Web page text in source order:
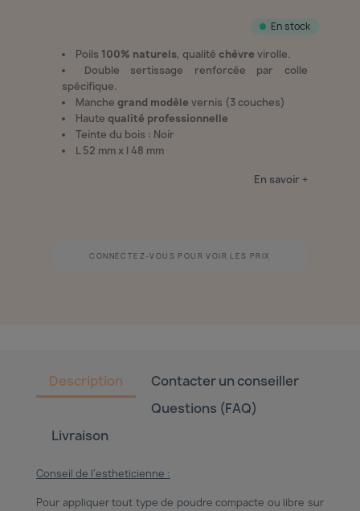
En stock
Poils 100% naturels, qualitéchèvre virolle.
Double sertissage renforcée par colle
spécifique.
Manchegrand modèle vernis (3 couches)
Hautequalité professionnelle
Teinte du bois : Noir
L 52 mm x l 48 mm
En savoir +
CONNECTEZ-VOUS POUR VOIR LES PRIX
Description
Contacter un conseiller
Questions (FAQ)
Livraison
Conseil de l'estheticienne :
Pour appliquer tout type de poudre compacte ou libre sur